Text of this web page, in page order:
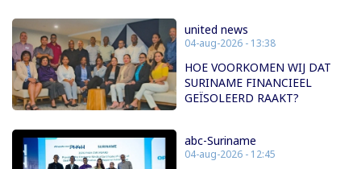
united news
04-aug-2026 - 13:38
HOE VOORKOMEN WIJ DAT
SURINAME FINANCIEEL
GEÏSOLEERD RAAKT?
abc-Suriname
04-aug-2026 - 12:45